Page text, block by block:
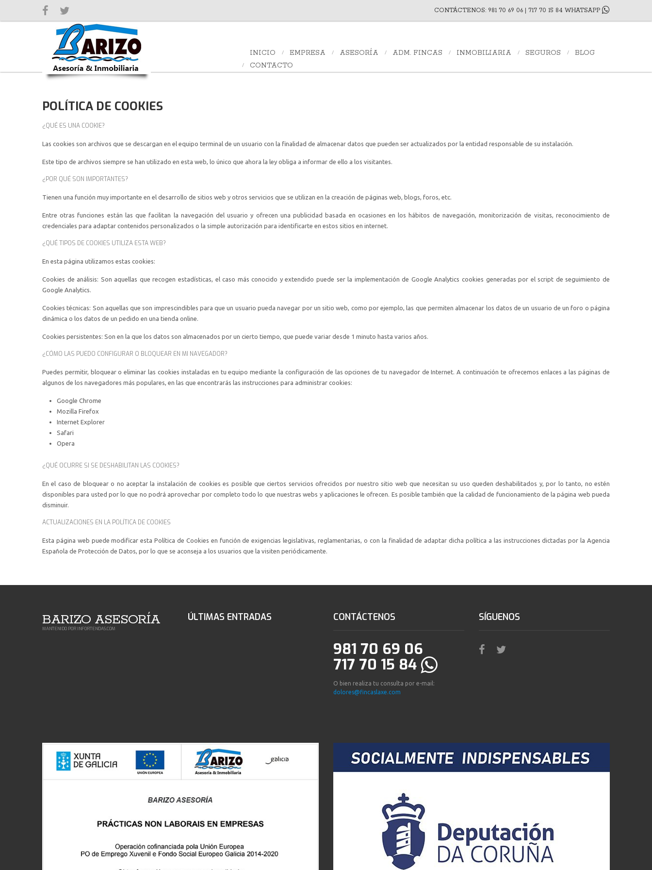
CONTÁCTENOS: 981 70 69 06 | 717 70 15 84 WHATSAPP
INICIO EMPRESA ASESORÍA ADM. FINCAS INMOBILIARIA SEGUROS
BLOG
CONTACTO
POLÍTICA DE COOKIES
¿QUÉ ES UNA COOKIE?
Las cookies son archivos que se descargan en el equipo terminal de un usuario con la finalidad de almacenar datos que pueden ser actualizados por la entidad responsable de su instalación.
Este tipo de archivos siempre se han utilizado en esta web, lo único que ahora la ley obliga a informar de ello a los visitantes.
¿POR QUÉ SON IMPORTANTES?
Tienen una función muy importante en el desarrollo de sitios web y otros servicios que se utilizan en la creación de páginas web, blogs, foros, etc.
Entre otras funciones están las que facilitan la navegación del usuario y ofrecen una publicidad basada en ocasiones en los hábitos de navegación, monitorización de visitas, reconocimiento de
credenciales para adaptar contenidos personalizados o la simple autorización para identificarte en estos sitios en internet.
¿QUÉ TIPOS DE COOKIES UTILIZA ESTA WEB?
En esta página utilizamos estas cookies:
Cookies de análisis: Son aquellas que recogen estadísticas, el caso más conocido y extendido puede ser la implementación de Google Analytics cookies generadas por el script de seguimiento de
Google Analytics.
Cookies técnicas: Son aquellas que son imprescindibles para que un usuario pueda navegar por un sitio web, como por ejemplo, las que permiten almacenar los datos de un usuario de un foro o página
dinámica o los datos de un pedido en una tienda online.
Cookies persistentes: Son en la que los datos son almacenados por un cierto tiempo, que puede variar desde 1 minuto hasta varios años.
¿CÓMO LAS PUEDO CONFIGURAR O BLOQUEAR EN MI NAVEGADOR?
Puedes permitir, bloquear o eliminar las cookies instaladas en tu equipo mediante la configuración de las opciones de tu navegador de Internet. A continuación te ofrecemos enlaces a las páginas de
algunos de los navegadores más populares, en las que encontrarás las instrucciones para administrar cookies:
Google Chrome
Mozilla Firefox
Internet Explorer
Safari
Opera
¿QUÉ OCURRE SI SE DESHABILITAN LAS COOKIES?
En el caso de bloquear o no aceptar la instalación de cookies es posible que ciertos servicios ofrecidos por nuestro sitio web que necesitan su uso queden deshabilitados y, por lo tanto, no estén
disponibles para usted por lo que no podrá aprovechar por completo todo lo que nuestras webs y aplicaciones le ofrecen. Es posible también que la calidad de funcionamiento de la página web pueda
disminuir.
ACTUALIZACIONES EN LA POLÍTICA DE COOKIES
Esta página web puede modificar esta Política de Cookies en función de exigencias legislativas, reglamentarias, o con la finalidad de adaptar dicha política a las instrucciones dictadas por la Agencia
Española de Protección de Datos, por lo que se aconseja a los usuarios que la visiten periódicamente.
BARIZO ASESORÍA
MANTENIDO POR INFORTENDAS.COM
ÚLTIMAS ENTRADAS CONTÁCTENOS
981 70 69 06
717 70 15 84
O bien realiza tu consulta por e-mail:
dolores@fincaslaxe.com
SÍGUENOS